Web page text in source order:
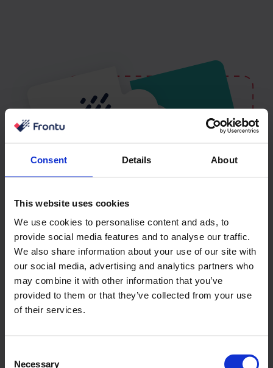
Consent Details About
This website uses cookies
We use cookies to personalise content and ads, to
provide social media features and to analyse our traffic.
We also share information about your use of our site with
our social media, advertising and analytics partners who
may combine it with other information that you’ve
provided to them or that they’ve collected from your use
of their services.
Necessary
Ενσωματώστε το Frontu με τα